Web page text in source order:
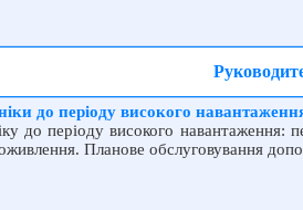
до періоду високого
до періоду високого навантаження:
Планове обслуговування